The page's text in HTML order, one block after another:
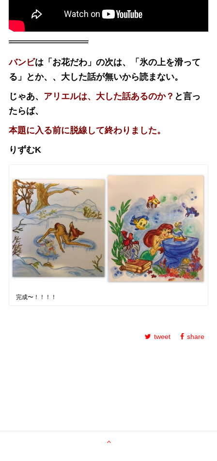
バンビは「お花だわ」の次は、「氷の上を滑って
る」とか、、 大した話が無いから読まない。
じゃあ、 アリエルは、大した話あるのか？ と言っ
たらば、
本題に入る前に脱線して終わりました。
りずむK
完成〜！！！！
tweet share